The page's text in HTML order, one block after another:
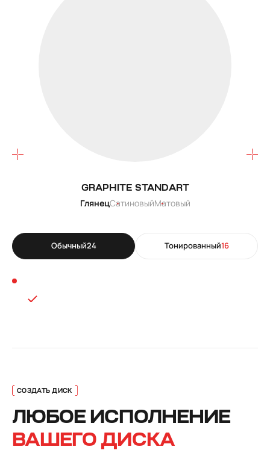
Обычный24 Тонированный16
GRAPHITE STANDART
ГлянецСатиновыйМатовый
ЛЮБОЕ ИСПОЛНЕНИЕ
ВАШЕГО ДИСКА